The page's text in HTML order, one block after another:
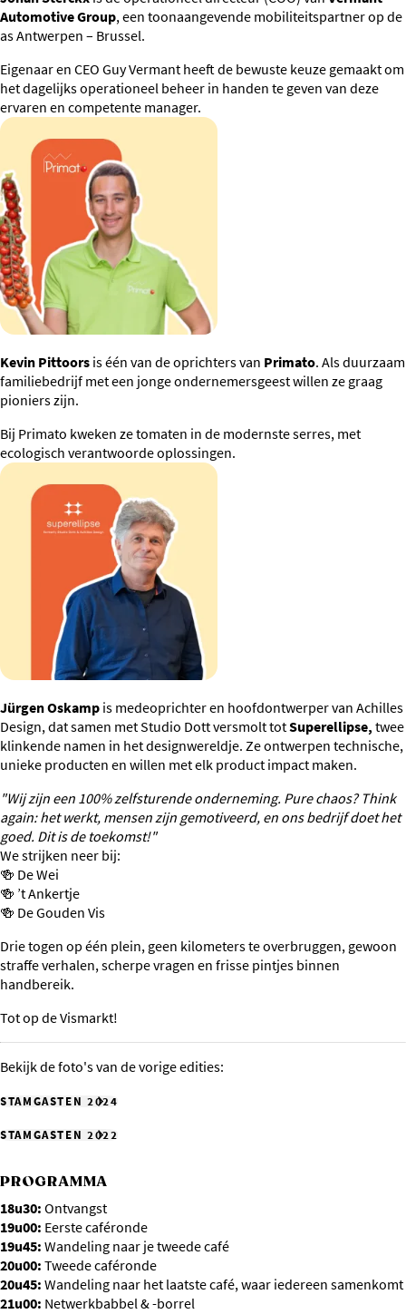
Automotive Group, een toonaangevende mobiliteitspartner op de
as Antwerpen – Brussel.
Eigenaar en CEO Guy Vermant heeft de bewuste keuze gemaakt om
het dagelijks operationeel beheer in handen te geven van deze
ervaren en competente manager.
Kevin Pittoors is één van de oprichters van Primato. Als duurzaam
familiebedrijf met een jonge ondernemersgeest willen ze graag
pioniers zijn.
Bij Primato kweken ze tomaten in de modernste serres, met
ecologisch verantwoorde oplossingen.
Jürgen Oskamp is medeoprichter en hoofdontwerper van Achilles
Design, dat samen met Studio Dott versmolt totSuperellipse, twee
klinkende namen in het designwereldje. Ze ontwerpen technische,
unieke producten en willen met elk product impact maken.
"Wij zijn een 100% zelfsturende onderneming. Pure chaos? Think
again: het werkt, mensen zijn gemotiveerd, en ons bedrijf doet het
goed. Dit is de toekomst!"
We strijken neer bij:
🍻 De Wei
🍻 ’t Ankertje
🍻 De Gouden Vis
Drie togen op één plein, geen kilometers te overbruggen, gewoon
straffe verhalen, scherpe vragen en frisse pintjes binnen
handbereik.
Tot op de Vismarkt!
Bekijk de foto's van de vorige edities:
STAMGASTEN 2024
STAMGASTEN 2022
PROGRAMMA
18u30: Ontvangst
19u00: Eerste caféronde
19u45: Wandeling naar je tweede café
20u00: Tweede caféronde
20u45: Wandeling naar het laatste café, waar iedereen samenkomt
21u00: Netwerkbabbel & -borrel